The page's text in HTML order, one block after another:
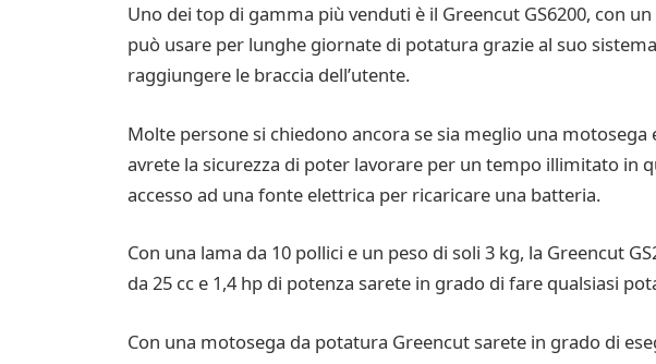
Uno dei top di gamma più venduti è il Greencut GS6200, con
può usare per lunghe giornate di potatura grazie al suo
raggiungere le braccia dell’utente.
Molte persone si chiedono ancora se sia meglio una
avrete la sicurezza di poter lavorare per un tempo illimitato in
accesso ad una fonte elettrica per ricaricare una batteria.
Con una lama da 10 pollici e un peso di soli 3 kg, la Greencut
da 25 cc e 1,4 hp di potenza sarete in grado di fare qualsiasi
Con una motosega da potatura Greencut sarete in grado di